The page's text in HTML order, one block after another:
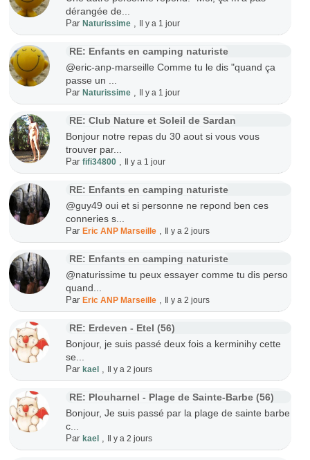
dérangée de...
Par Naturissime, Il y a 1 jour
RE: Enfants en camping naturiste
@eric-anp-marseille Comme tu le dis "quand ça
passe un ...
Par Naturissime, Il y a 1 jour
RE: Club Nature et Soleil de Sardan
Bonjour notre repas du 30 aout si vous vous
trouver par...
Par fifi34800, Il y a 1 jour
RE: Enfants en camping naturiste
@guy49 oui et si personne ne repond ben ces
conneries s...
Par Eric ANP Marseille, Il y a 2 jours
RE: Enfants en camping naturiste
@naturissime tu peux essayer comme tu dis perso
quand...
Par Eric ANP Marseille, Il y a 2 jours
RE: Erdeven - Etel (56)
Bonjour, je suis passé deux fois a kerminihy cette
se...
Par kael, Il y a 2 jours
RE: Plouharnel - Plage de Sainte-Barbe (56)
Bonjour, Je suis passé par la plage de sainte barbe
c...
Par kael, Il y a 2 jours